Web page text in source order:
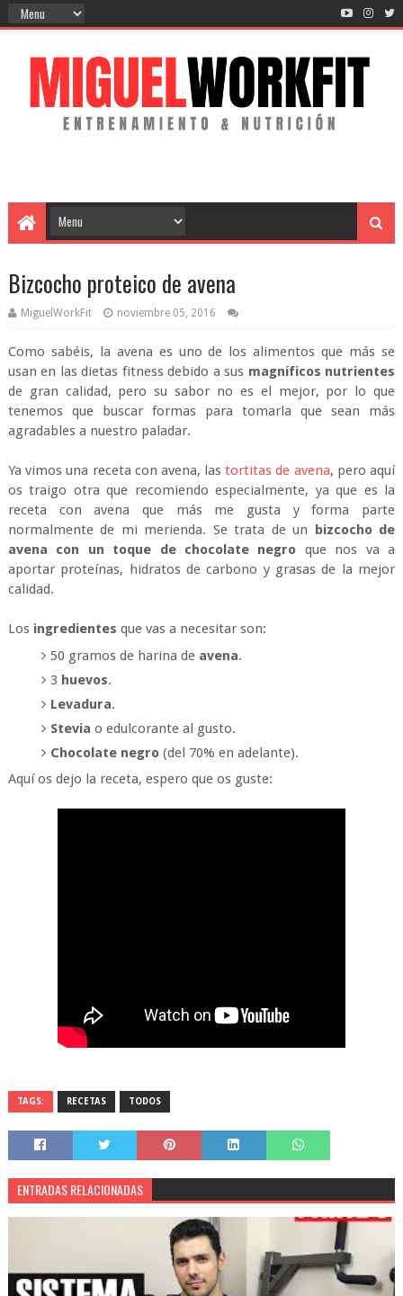
Bizcocho proteico de avena
MiguelWorkFit noviembre 05, 2016
Como sabéis, la avena es uno de los alimentos que más se
usan en las dietas fitness debido a sus magníficos nutrientes
de gran calidad, pero su sabor no es el mejor, por lo que
tenemos que buscar formas para tomarla que sean más
agradables a nuestro paladar.
Ya vimos una receta con avena, lastortitas de avena, pero aquí
os traigo otra que recomiendo especialmente, ya que es la
receta con avena que más me gusta y forma parte
normalmente de mi merienda. Se trata de un bizcocho de
avena con un toque de chocolate negro que nos va a
aportar proteínas, hidratos de carbono y grasas de la mejor
calidad.
Los ingredientes que vas a necesitar son:
50 gramos de harina de avena.
3 huevos.
Levadura.
Steviao edulcorante al gusto.
Chocolate negro (del 70% en adelante).
Aquí os dejo la receta, espero que os guste:
TAGS: RECETAS TODOS
ENTRADAS RELACIONADAS